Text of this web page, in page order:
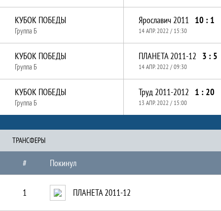
КУБОК ПОБЕДЫ
Группа Б
Ярославич 2011 10 : 1
14 АПР. 2022 / 15:30
КУБОК ПОБЕДЫ
Группа Б
ПЛАНЕТА 2011-12 3 : 5
14 АПР. 2022 / 09:30
КУБОК ПОБЕДЫ
Группа Б
Труд 2011-2012 1 : 20
13 АПР. 2022 / 15:00
ТРАНCФЕРЫ
# Покинул
1 ПЛАНЕТА 2011-12